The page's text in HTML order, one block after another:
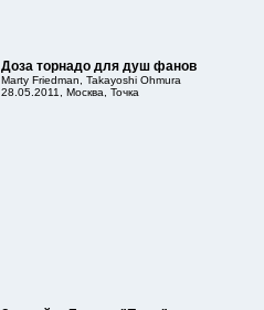
Доза торнадо для душ фанов
Marty Friedman, Takayoshi Ohmura
28.05.2011, Москва, Точка